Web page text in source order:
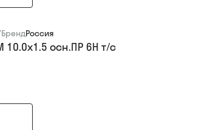
БрендРоссия
осн.ПР 6H т/с